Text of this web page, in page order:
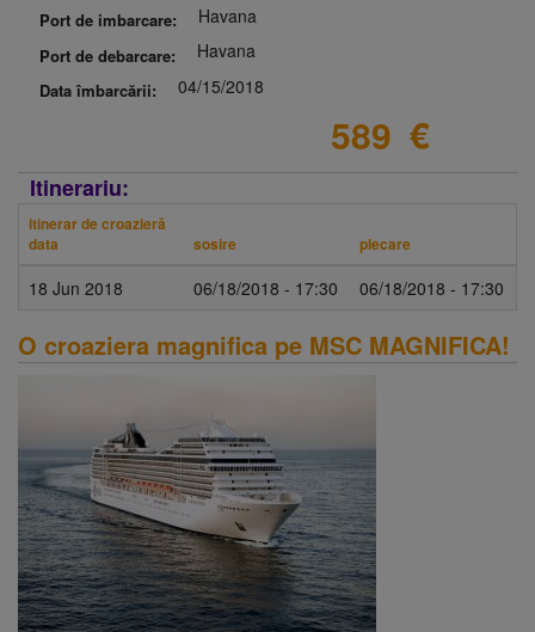
Port de imbarcare: Havana
Port de debarcare: Havana
Data îmbarcării: 04/15/2018
589 €
Itinerariu:
itinerar de croazieră
data
sosire plecare
18 Jun 2018 06/18/2018 - 17:30 06/18/2018 - 17:30
O croaziera magnifica pe MSC MAGNIFICA!